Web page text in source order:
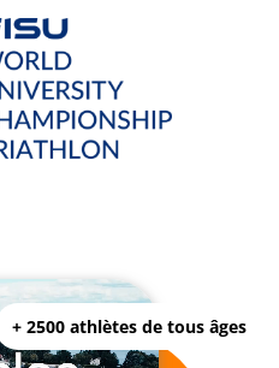
+ 2500 athlètes de tous âges